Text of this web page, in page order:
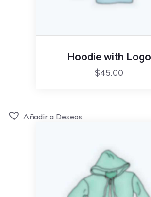
Hoodie with Logo
$45.00
Añadir a Deseos